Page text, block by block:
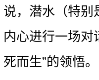
说，潜水（特别
内心进行一场对
死而生”的领悟。